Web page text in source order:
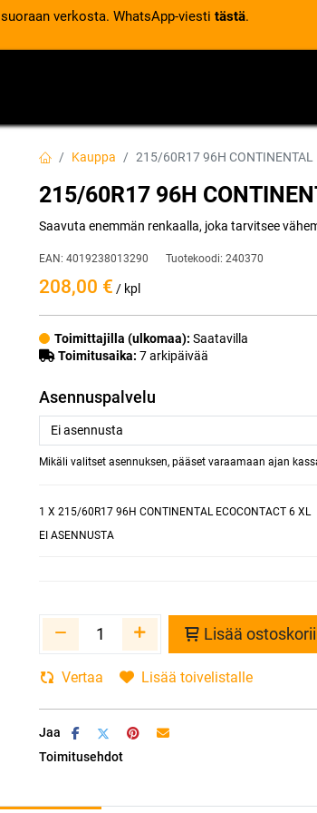
suoraan verkosta. WhatsApp-viesti tästä.
Kauppa 215/60R17 96H CONTINENTAL
215/60R17 96H
Saavuta enemmän renkaalla, joka tarvitsee
EAN: 4019238013290 Tuotekoodi: 240370
208,00 € / kpl
Toimittajilla (ulkomaa): Saatavilla
Toimitusaika: 7 arkipäivää
Asennuspalvelu
Mikäli valitset asennuksen, pääset varaamaan ajan
1 X 215/60R17 96H CONTINENTAL ECOCONTACT 6 XL
EI ASENNUSTA
Lisää
Vertaa Lisää toivelistalle
Jaa
Toimitusehdot